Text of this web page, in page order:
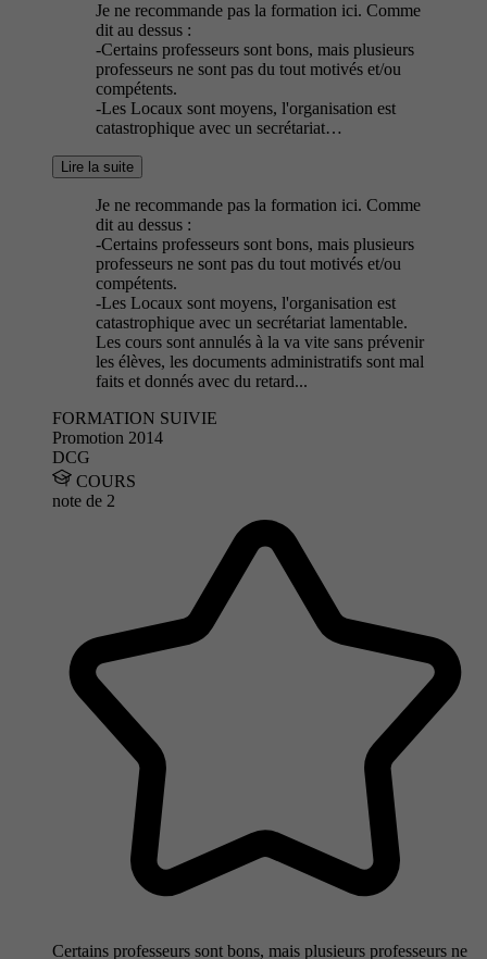
Je ne recommande pas la formation ici. Comme
dit au dessus :
-Certains professeurs sont bons, mais plusieurs
professeurs ne sont pas du tout motivés et/ou
compétents.
-Les Locaux sont moyens, l'organisation est
catastrophique avec un secrétariat…
Lire la suite
Je ne recommande pas la formation ici. Comme
dit au dessus :
-Certains professeurs sont bons, mais plusieurs
professeurs ne sont pas du tout motivés et/ou
compétents.
-Les Locaux sont moyens, l'organisation est
catastrophique avec un secrétariat lamentable.
Les cours sont annulés à la va vite sans prévenir
les élèves, les documents administratifs sont mal
faits et donnés avec du retard...
FORMATION SUIVIE
Promotion 2014
DCG
COURS
note de 2
Certains professeurs sont bons, mais plusieurs professeurs ne